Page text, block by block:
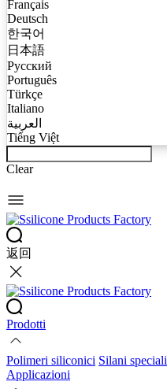
Français
Deutsch
한국어
日本語
Русский
Português
Türkçe
Italiano
العربية
Tiếng Việt
Clear
返回
Prodotti
Polimeri siliconici Silani speciali
Applicazioni